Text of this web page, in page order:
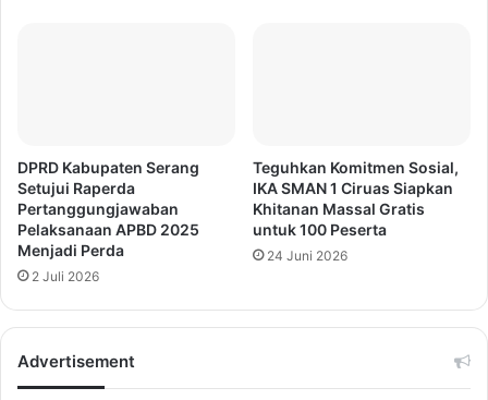
DPRD Kabupaten Serang
Setujui Raperda
Pertanggungjawaban
Pelaksanaan APBD 2025
Menjadi Perda
2 Juli 2026
Teguhkan Komitmen Sosial,
IKA SMAN 1 Ciruas Siapkan
Khitanan Massal Gratis
untuk 100 Peserta
24 Juni 2026
Advertisement